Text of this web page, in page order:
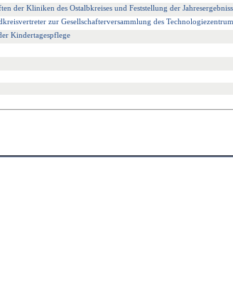
der Kliniken des Ostalbkreises und Feststellung der
zur Gesellschafterversammlung des
Kindertagespflege